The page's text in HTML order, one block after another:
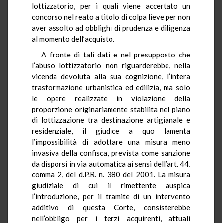
lottizzatorio, per i quali viene accertato un
concorso nel reato a titolo di colpa lieve per non
aver assolto ad obblighi di prudenza e diligenza
al momento dell’acquisto.
A fronte di tali dati e nel presupposto che
l’abuso lottizzatorio non riguarderebbe, nella
vicenda devoluta alla sua cognizione, l’intera
trasformazione urbanistica ed edilizia, ma solo
le opere realizzate in violazione della
proporzione originariamente stabilita nel piano
di lottizzazione tra destinazione artigianale e
residenziale, il giudice a quo lamenta
l’impossibilità di adottare una misura meno
invasiva della confisca, prevista come sanzione
da disporsi in via automatica ai sensi dell’art. 44,
comma 2, del d.P.R. n. 380 del 2001. La misura
giudiziale di cui il rimettente auspica
l’introduzione, per il tramite di un intervento
additivo di questa Corte, consisterebbe
nell’obbligo per i terzi acquirenti, attuali